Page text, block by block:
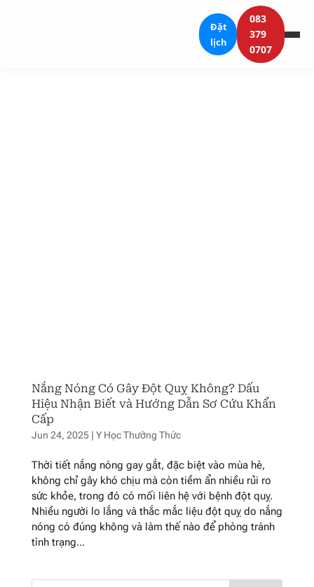
Đặt
lịch
083
379
0707
Nắng Nóng Có Gây Đột Quỵ Không? Dấu
Hiệu Nhận Biết và Hướng Dẫn Sơ Cứu Khẩn
Cấp
Jun 24, 2025| Y Học Thường Thức
Thời tiết nắng nóng gay gắt, đặc biệt vào mùa hè,
không chỉ gây khó chịu mà còn tiềm ẩn nhiều rủi ro
sức khỏe, trong đó có mối liên hệ với bệnh đột quỵ.
Nhiều người lo lắng và thắc mắc liệu đột quỵ do nắng
nóng có đúng không và làm thế nào để phòng tránh
tình trạng...